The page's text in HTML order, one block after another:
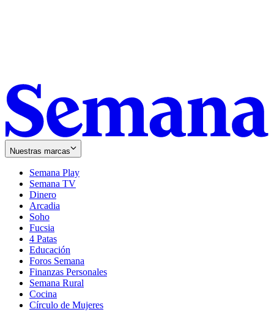
Nuestras marcas
Semana Play
Semana TV
Dinero
Arcadia
Soho
in
new
window
Fucsia
in
new
window
4 Patas
Educación
Foros Semana
Finanzas Personales
Semana Rural
Cocina
Círculo de Mujeres